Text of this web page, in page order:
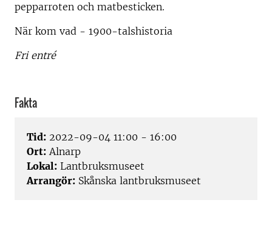
pepparroten och matbesticken.
När kom vad - 1900-talshistoria
Fri entré
Fakta
Tid: 2022-09-04 11:00 - 16:00
Ort: Alnarp
Lokal: Lantbruksmuseet
Arrangör: Skånska lantbruksmuseet